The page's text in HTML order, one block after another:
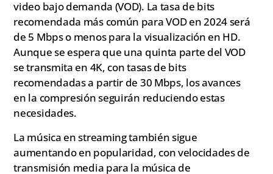
video bajo demanda (VOD). La tasa de bits
recomendada más común para VOD en 2024 será
de 5 Mbps o menos para la visualización en HD.
Aunque se espera que una quinta parte del VOD
se transmita en 4K, con tasas de bits
recomendadas a partir de 30 Mbps, los avances
en la compresión seguirán reduciendo estas
necesidades.
La música en streaming también sigue
aumentando en popularidad, con velocidades de
transmisión media para la música de